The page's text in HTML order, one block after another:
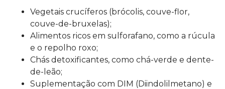
Vegetais crucíferos (brócolis, couve-flor,
couve-de-bruxelas);
Alimentos ricos em sulforafano, como a rúcula
e o repolho roxo;
Chás detoxificantes, como chá-verde e dente-
de-leão;
Suplementação com DIM (Diindolilmetano) e